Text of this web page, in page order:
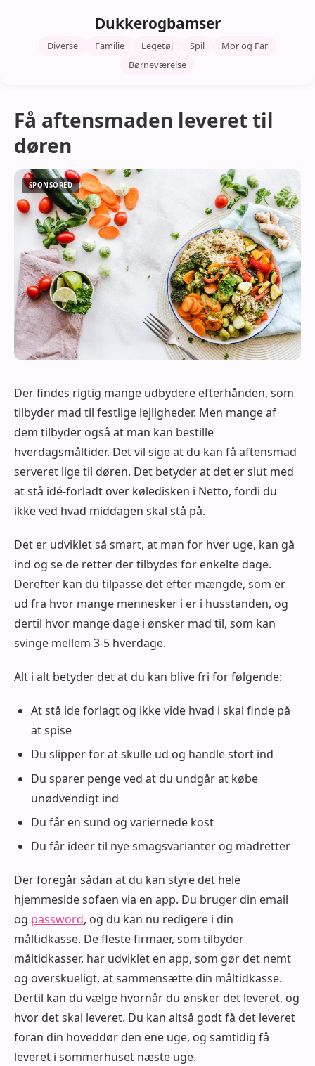
Dukkerogbamser
Diverse Familie Legetøj Spil
Mor og Far
Børneværelse
Få aftensmaden leveret til
døren
Der findes rigtig mange udbydere efterhånden, som
tilbyder mad til festlige lejligheder. Men mange af
dem tilbyder også at man kan bestille
hverdagsmåltider. Det vil sige at du kan få aftensmad
serveret lige til døren. Det betyder at det er slut med
at stå idé-forladt over køledisken i Netto, fordi du
ikke ved hvad middagen skal stå på.
Det er udviklet så smart, at man for hver uge, kan gå
ind og se de retter der tilbydes for enkelte dage.
Derefter kan du tilpasse det efter mængde, som er
ud fra hvor mange mennesker i er i husstanden, og
dertil hvor mange dage i ønsker mad til, som kan
svinge mellem 3-5 hverdage.
Alt i alt betyder det at du kan blive fri for følgende:
At stå ide forlagt og ikke vide hvad i skal finde på
at spise
Du slipper for at skulle ud og handle stort ind
Du sparer penge ved at du undgår at købe
unødvendigt ind
Du får en sund og variernede kost
Du får ideer til nye smagsvarianter og madretter
Der foregår sådan at du kan styre det hele
hjemmeside sofaen via en app. Du bruger din email
og password, og du kan nu redigere i din
måltidkasse. De fleste firmaer, som tilbyder
måltidkasser, har udviklet en app, som gør det nemt
og overskueligt, at sammensætte din måltidkasse.
Dertil kan du vælge hvornår du ønsker det leveret, og
hvor det skal leveret. Du kan altså godt få det leveret
foran din hoveddør den ene uge, og samtidig få
leveret i sommerhuset næste uge.